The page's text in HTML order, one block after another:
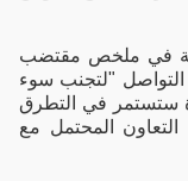
في ملخص مقتضب
التواصل "لتجنب سوء
ستستمر في التطرق
المحتمل مع